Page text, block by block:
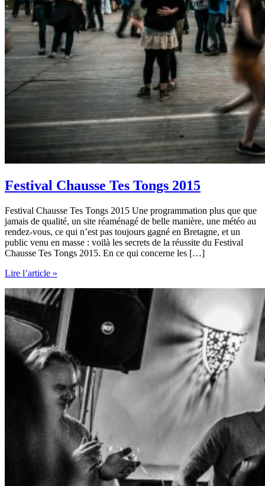
Festival Chausse Tes Tongs 2015
Festival Chausse Tes Tongs 2015 Une programmation plus que que
jamais de qualité, un site réaménagé de belle manière, une météo au
rendez-vous, ce qui n’est pas toujours gagné en Bretagne, et un
public venu en masse : voilà les secrets de la réussite du Festival
Chausse Tes Tongs 2015. En ce qui concerne les […]
Festival
Tes
2015
Lire l’article »